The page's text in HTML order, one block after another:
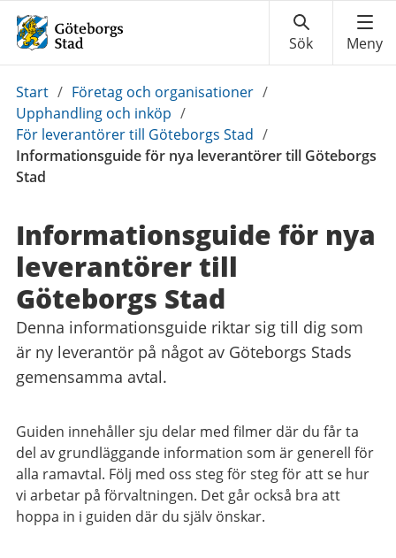
Du
är
här:
Start / Företag och organisationer /
Upphandling och inköp /
För leverantörer till Göteborgs Stad /
Informationsguide för nya leverantörer till Göteborgs
Stad
Informationsguide för nya
leverantörer till
Göteborgs Stad
Denna informationsguide riktar sig till dig som
är ny leverantör på något av Göteborgs Stads
gemensamma avtal.
Guiden innehåller sju delar med filmer där du får ta
del av grundläggande information som är generell för
alla ramavtal. Följ med oss steg för steg för att se hur
vi arbetar på förvaltningen. Det går också bra att
hoppa in i guiden där du själv önskar.